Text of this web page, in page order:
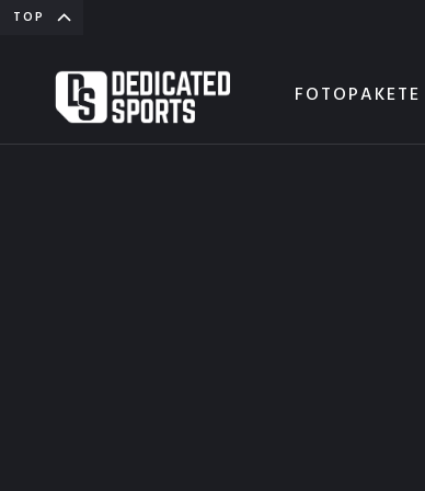
TOP
FOTOPAKETE